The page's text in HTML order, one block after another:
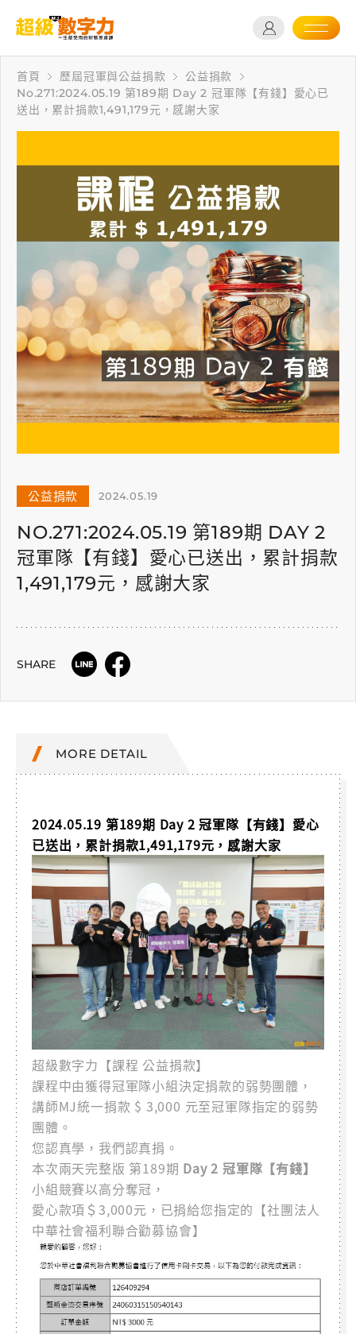
首頁 歷屆冠軍與公益捐款
公益捐款
No.271:2024.05.19 第189期 Day 2 冠軍隊【有錢】愛心已
送出，累計捐款1,491,179元，感謝大家
公益捐款 2024.05.19
NO.271:2024.05.19 第189期 DAY 2
冠軍隊【有錢】愛心已送出，累計捐款
1,491,179元，感謝大家
SHARE
MORE DETAIL
2024.05.19 第189期 Day 2 冠軍隊【有錢】愛心
已送出，累計捐款1,491,179元，感謝大家
超級數字力【課程 公益捐款】
課程中由獲得冠軍隊小組決定捐款的弱勢團體，
講師MJ統一捐款 $ 3,000 元至冠軍隊指定的弱勢
團體。
您認真學，我們認真捐。
本次兩天完整版 第189期 Day 2 冠軍隊【有錢】
小組競賽以高分奪冠，
愛心款項＄3,000元，已捐給您指定的【社團法人
中華社會福利聯合勸募協會】